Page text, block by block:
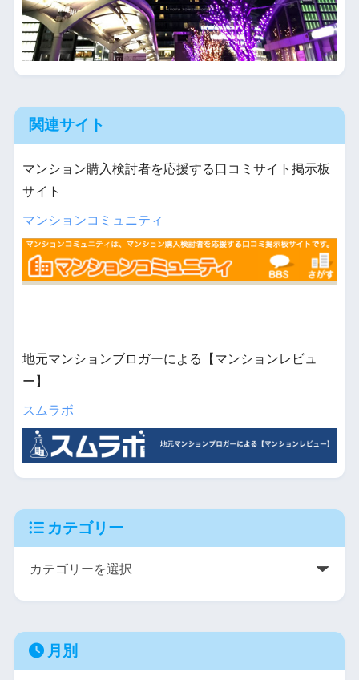
関連サイト
マンション購入検討者を応援する口コミサイト掲示板
サイト
マンションコミュニティ
地元マンションブロガーによる【マンションレビュ
ー】
スムラボ
カテゴリー
月別